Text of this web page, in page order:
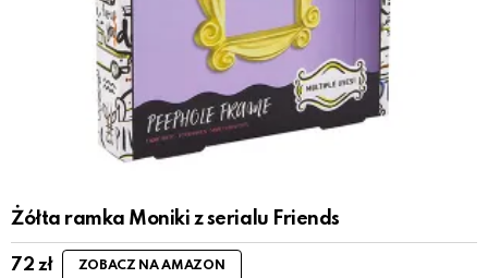
Żółta ramka Moniki z serialu Friends
72 zł ZOBACZ NA AMAZON